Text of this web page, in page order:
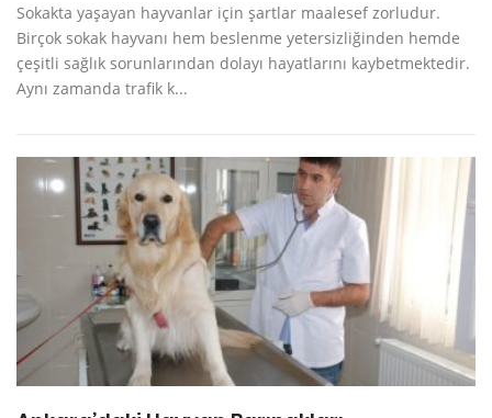
Sokakta yaşayan hayvanlar için şartlar maalesef zorludur.
Birçok sokak hayvanı hem beslenme yetersizliğinden hemde
çeşitli sağlık sorunlarından dolayı hayatlarını kaybetmektedir.
Aynı zamanda trafik k...